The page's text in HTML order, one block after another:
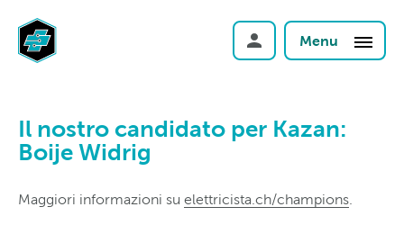
Menu
Il nostro candidato per Kazan:
Boije Widrig
Maggiori informazioni su elettricista.ch/champions